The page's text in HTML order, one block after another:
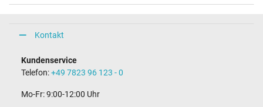
Kontakt
Kundenservice
Telefon:+49 7823 96 123 - 0
Mo-Fr: 9:00-12:00 Uhr